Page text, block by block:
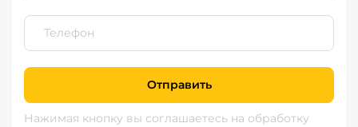
Отправить
Нажимая кнопку вы соглашаетесь на обработку